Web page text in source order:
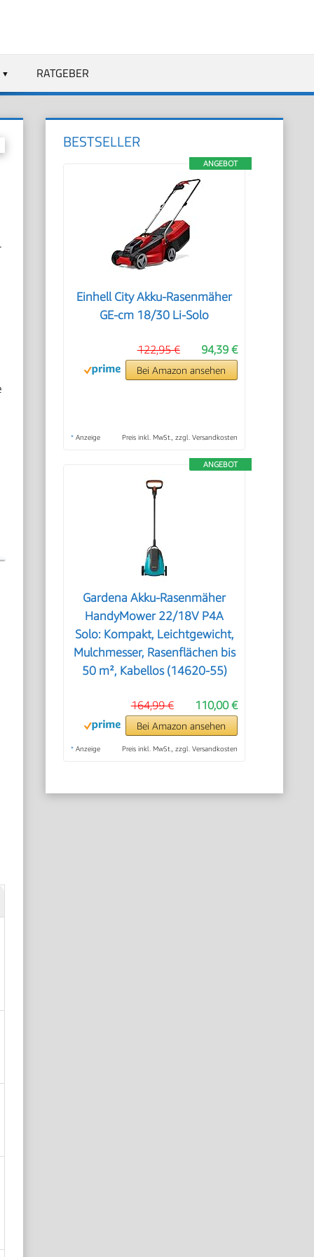
RATGEBER
BESTSELLER
ANGEBOT
Einhell City Akku-Rasenmäher
GE-cm 18/30 Li-Solo
94,39 €
122,95 €
Bei Amazon ansehen
* Anzeige Preis inkl. MwSt., zzgl. Versandkosten
ANGEBOT
Gardena Akku-Rasenmäher
HandyMower 22/18V P4A
Solo: Kompakt, Leichtgewicht,
Mulchmesser, Rasenflächen bis
50 m², Kabellos (14620-55)
110,00 €
164,99 €
Bei Amazon ansehen
* Anzeige Preis inkl. MwSt., zzgl. Versandkosten